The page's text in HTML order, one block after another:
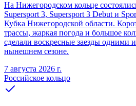
На Нижегородском кольце
Supersport 3, Supersport 3 Debut и
Кубка Нижегородской области.
трассы, жаркая погода и большое
сделали воскресные заезды одними
нынешнем сезоне.
7 августа 2026 г.
Российское кольцо